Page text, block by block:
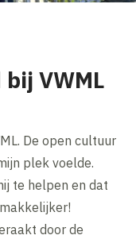
VWML
De open cultuur
plek voelde.
te helpen en dat
door de